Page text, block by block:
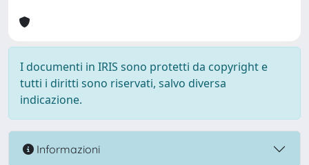
I documenti in IRIS sono protetti da copyright e
tutti i diritti sono riservati, salvo diversa
indicazione.
Informazioni